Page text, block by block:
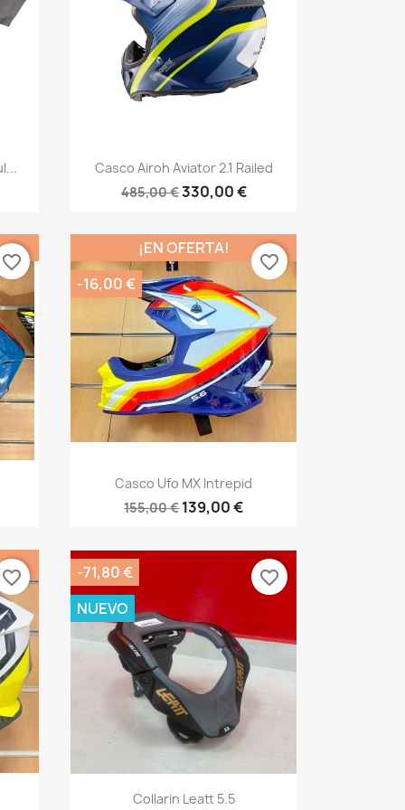
Vista rápida
Casco Airoh Aviator 2.1 Railed
485,00 €330,00 €
favorite_border
Vista rápida
Casco Ufo MX Intrepid
155,00 €139,00 €
¡EN OFERTA!
-16,00 €
favorite_border
favorite_border
Vista rápida
Collarin Leatt 5.5
-71,80 €
NUEVO
favorite_border